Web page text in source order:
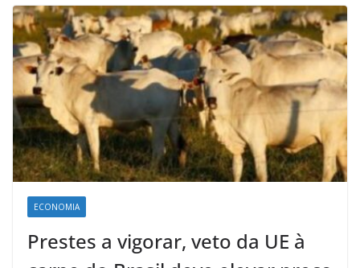
ECONOMIA
Prestes a vigorar, veto da UE à